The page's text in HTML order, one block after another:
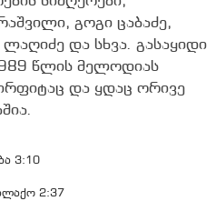
გოგი ცაბაძე,
და სხვა. გასაყიდი
წლის მელოდიას
და ყდაც ორივე
3:10
2:37